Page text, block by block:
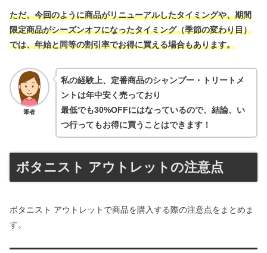
ただ、今回のように商品がリニューアルしたタイミングや、期間
限定商品がシーズンオフになったタイミング（季節の変わり目）
では、年始と同等の割引率でお得に買える場合もあります。
筆者
私の経験上、定番商品のシャンプー・トリートメ
ントは年中安く売っており
最低でも30%OFFにはなっているので、結論、い
つ行ってもお得に買うことはできます！
ボタニスト アウトレットの注意点
ボタニスト アウトレットで商品を購入する際の注意点をまとめま
す。